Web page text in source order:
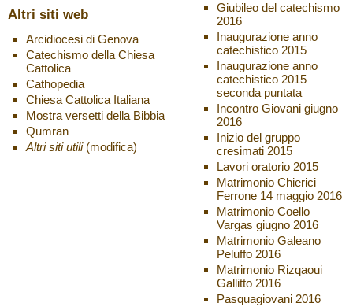
Altri siti web
Arcidiocesi di Genova
Catechismo della Chiesa
Cattolica
Cathopedia
Chiesa Cattolica Italiana
Mostra versetti della Bibbia
Qumran
Altri siti utili (modifica)
Giubileo del catechismo
2016
Inaugurazione anno
catechistico 2015
Inaugurazione anno
catechistico 2015
seconda puntata
Incontro Giovani giugno
2016
Inizio del gruppo
cresimati 2015
Lavori oratorio 2015
Matrimonio Chierici
Ferrone 14 maggio 2016
Matrimonio Coello
Vargas giugno 2016
Matrimonio Galeano
Peluffo 2016
Matrimonio Rizqaoui
Gallitto 2016
Pasquagiovani 2016